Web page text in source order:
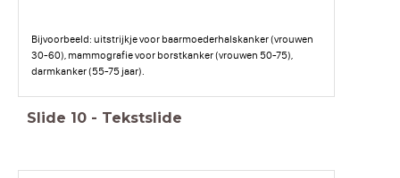
Bijvoorbeeld: uitstrijkje voor baarmoederhalskanker (vrouwen
30-60), mammografie voor borstkanker (vrouwen 50-75),
darmkanker (55-75 jaar).
Slide 10 - Tekstslide